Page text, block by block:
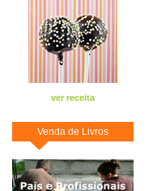
ver receita
Venda de Livros